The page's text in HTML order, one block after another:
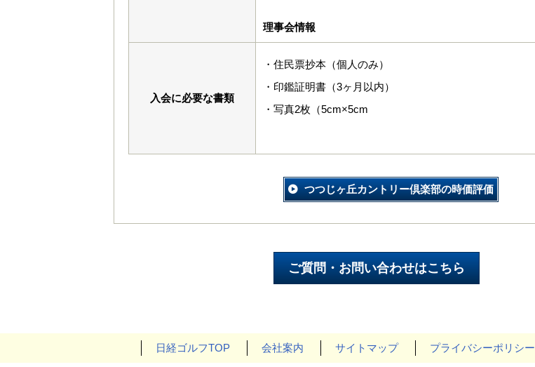
理事会情報
入会に必要な書類
・住民票抄本（個人のみ）
・印鑑証明書（3ヶ月以内）
・写真2枚（5cm×5cm
つつじヶ丘カントリー倶楽部の時価評価
日経ゴルフTOP 会社案内 サイトマップ プライバシーポリシー